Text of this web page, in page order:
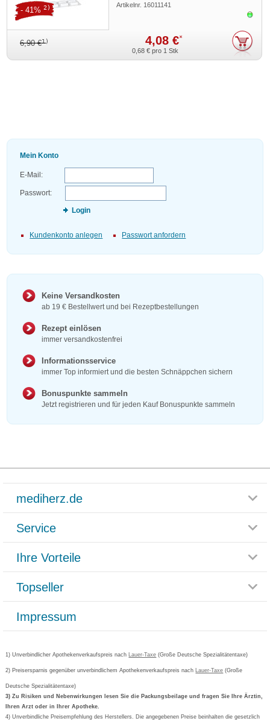
Artikelnr. 16011141
6,90 €1) 4,08 €*
- 41% 2)
0,68 € pro 1 Stk
Mein Konto
E-Mail:
Passwort:
Login
Kundenkonto anlegen Passwort anfordern
Keine Versandkosten
ab 19 € Bestellwert und bei Rezeptbestellungen
Rezept einlösen
immer versandkostenfrei
Informationsservice
immer Top informiert und die besten Schnäppchen sichern
Bonuspunkte sammeln
Jetzt registrieren und für jeden Kauf Bonuspunkte sammeln
mediherz.de
Glossar
Häufig gestellte Fragen
Datenschutz
AGB
Cookie-Einstellungen
Vertrag widerrufen
Service
Rücksendemöglichkeit
Paketlieferstatus
Versandkosten
Bestellschein ausfüllen
Newsletteranmeldung
Ihre Vorteile
Rezeptlieferung
Bonusprogramm
Gutschein und Rabatte
Kundenbewertung
Topseller
Grippostad
Bepanthen
Formoline
Wick
Impressum
1) Unverbindlicher Apothekenverkaufspreis nach Lauer-Taxe (Große Deutsche Spezialitätentaxe)
2) Preisersparnis gegenüber unverbindlichem Apothekenverkaufspreis nach Lauer-Taxe (Große
Deutsche Spezialitätentaxe)
3) Zu Risiken und Nebenwirkungen lesen Sie die Packungsbeilage und fragen Sie Ihre Ärztin,
Ihren Arzt oder in Ihrer Apotheke.
4) Unverbindliche Preisempfehlung des Herstellers. Die angegebenen Preise beinhalten die gesetzlich